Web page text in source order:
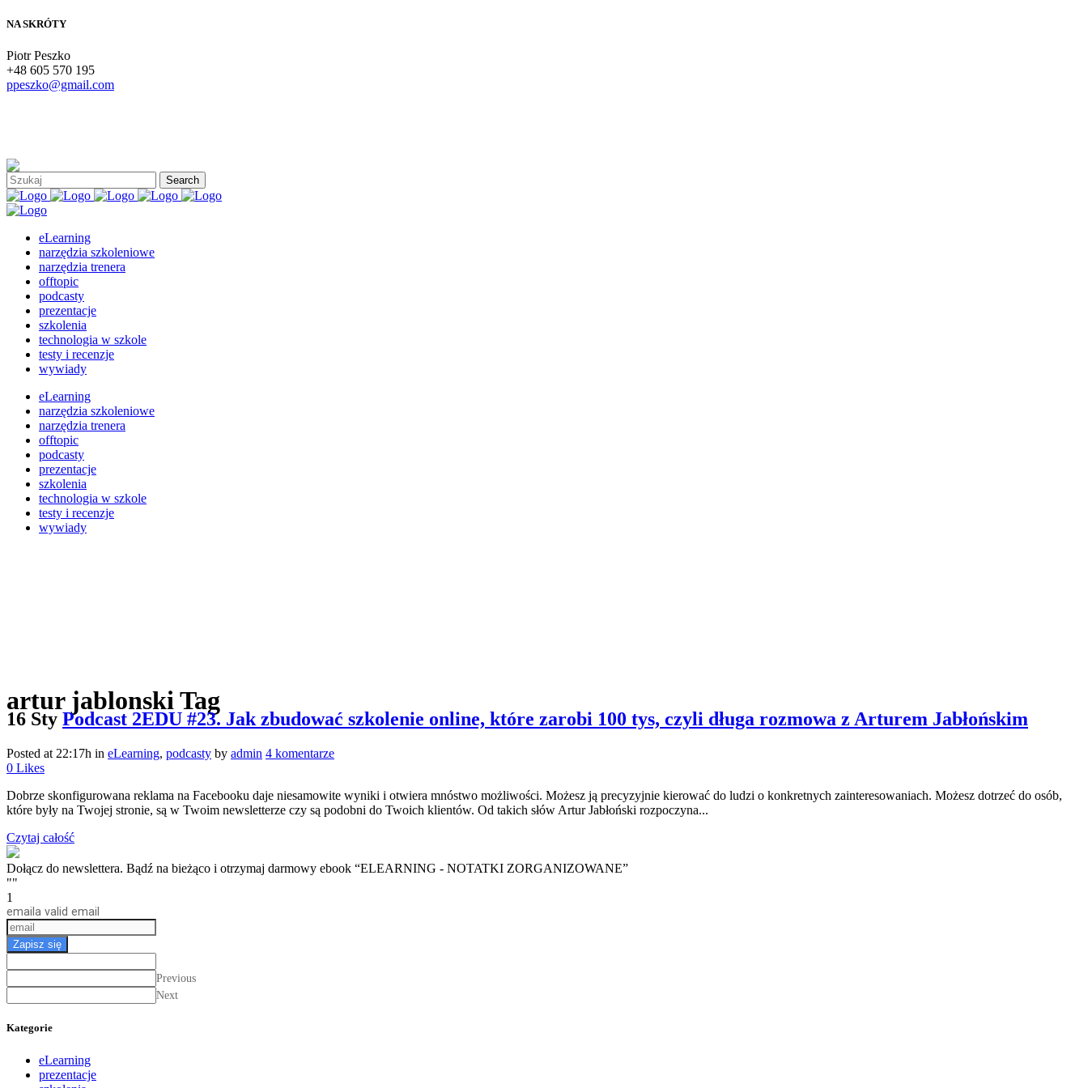
NA SKRÓTY
Piotr Peszko
+48 605 570 195
ppeszko@gmail.com
eLearning
narzędzia szkoleniowe
narzędzia trenera
offtopic
podcasty
prezentacje
szkolenia
technologia w szkole
testy i recenzje
wywiady
eLearning
narzędzia szkoleniowe
narzędzia trenera
offtopic
podcasty
prezentacje
szkolenia
technologia w szkole
testy i recenzje
wywiady
artur jablonski Tag
16 Sty Podcast 2EDU #23. Jak zbudować szkolenie online, które zarobi 100 tys, czyli długa rozmowa z Arturem Jabłońskim
Posted at 22:17h in eLearning, podcasty by admin 4 komentarze
0 Likes
Dobrze skonfigurowana reklama na Facebooku daje niesamowite wyniki i otwiera mnóstwo możliwości. Możesz ją precyzyjnie kierować do ludzi o konkretnych zainteresowaniach. Możesz dotrzeć do osób,
które były na Twojej stronie, są w Twoim newsletterze czy są podobni do Twoich klientów. Od takich słów Artur Jabłoński rozpoczyna...
Czytaj całość
Dołącz do newslettera. Bądź na bieżąco i otrzymaj darmowy ebook “ELEARNING - NOTATKI ZORGANIZOWANE”
""
1
email a valid email
Zapisz się
Previous
Next
Kategorie
eLearning
prezentacje